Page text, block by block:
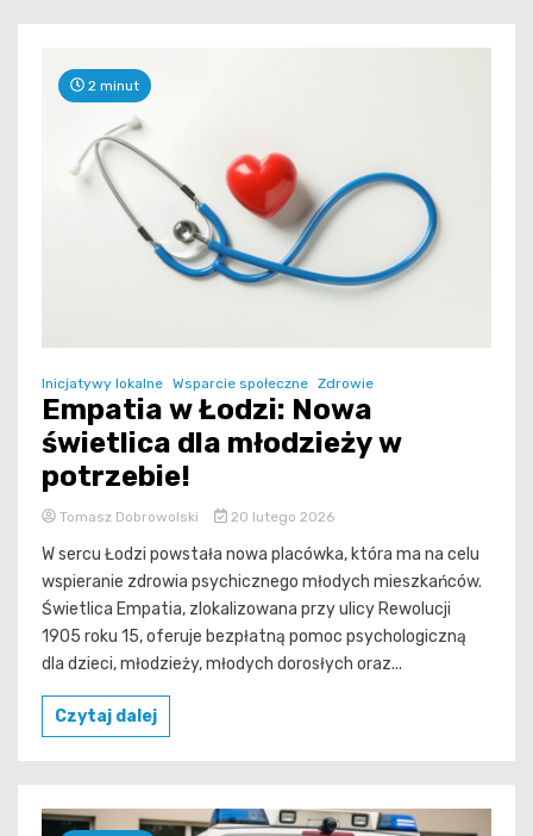
2 minut
Inicjatywy lokalne Wsparcie społeczne Zdrowie
Empatia w Łodzi: Nowa
świetlica dla młodzieży w
potrzebie!
Tomasz Dobrowolski 20 lutego 2026
W sercu Łodzi powstała nowa placówka, która ma na celu
wspieranie zdrowia psychicznego młodych mieszkańców.
Świetlica Empatia, zlokalizowana przy ulicy Rewolucji
1905 roku 15, oferuje bezpłatną pomoc psychologiczną
dla dzieci, młodzieży, młodych dorosłych oraz...
Czytaj dalej